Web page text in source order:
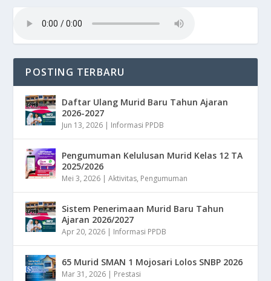
POSTING TERBARU
Daftar Ulang Murid Baru Tahun Ajaran
2026-2027
Jun 13, 2026 | Informasi PPDB
Pengumuman Kelulusan Murid Kelas 12 TA
2025/2026
Mei 3, 2026 |Aktivitas, Pengumuman
Sistem Penerimaan Murid Baru Tahun
Ajaran 2026/2027
Apr 20, 2026 | Informasi PPDB
65 Murid SMAN 1 Mojosari Lolos SNBP 2026
Mar 31, 2026 | Prestasi